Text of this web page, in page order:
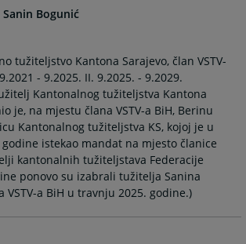
to
the
calendar
and
select
a
date.
Press
the
question
mark
Sanin Bogunić
tužiteljstvo Kantona Sarajevo, član VSTV-
- 9.2025. II. 9.2025. - 9.2029.
Kantonalnog tužiteljstva Kantona
je, na mjestu člana VSTV-a BiH, Berinu
Kantonalnog tužiteljstva KS, kojoj je u
istekao mandat na mjesto članice
kantonalnih tužiteljstava Federacije
ponovo su izabrali tužitelja Sanina
VSTV-a BiH u travnju 2025. godine.)